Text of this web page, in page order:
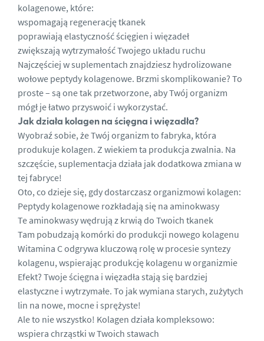
kolagenowe, które:
wspomagają regenerację tkanek
poprawiają elastyczność ścięgien i więzadeł
zwiększają wytrzymałość Twojego układu ruchu
Najczęściej w suplementach znajdziesz hydrolizowane
wołowe peptydy kolagenowe. Brzmi skomplikowanie? To
proste – są one tak przetworzone, aby Twój organizm
mógł je łatwo przyswoić i wykorzystać.
Jak działa kolagen na ścięgna i więzadła?
Wyobraź sobie, że Twój organizm to fabryka, która
produkuje kolagen. Z wiekiem ta produkcja zwalnia. Na
szczęście, suplementacja działa jak dodatkowa zmiana w
tej fabryce!
Oto, co dzieje się, gdy dostarczasz organizmowi kolagen:
Peptydy kolagenowe rozkładają się na aminokwasy
Te aminokwasy wędrują z krwią do Twoich tkanek
Tam pobudzają komórki do produkcji nowego kolagenu
Witamina C odgrywa kluczową rolę w procesie syntezy
kolagenu, wspierając produkcję kolagenu w organizmie
Efekt? Twoje ścięgna i więzadła stają się bardziej
elastyczne i wytrzymałe. To jak wymiana starych, zużytych
lin na nowe, mocne i sprężyste!
Ale to nie wszystko! Kolagen działa kompleksowo:
wspiera chrząstki w Twoich stawach